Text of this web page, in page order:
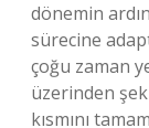
dönemin
sürecine
çoğu zaman
üzerinden
kısmını